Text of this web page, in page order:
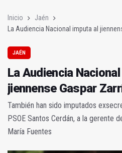
Inicio
Jaén
La Audiencia Nacional imputa al
JAÉN
La Audiencia
jiennense Gaspar
También han sido imputados
PSOE Santos Cerdán, a la gerente
María Fuentes